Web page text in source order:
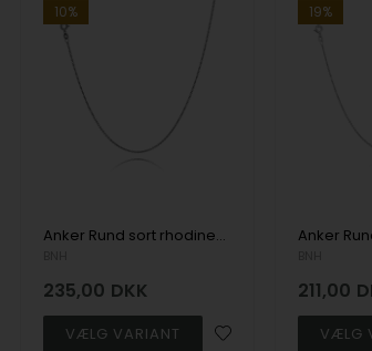
10%
Anker Rund sort rhodineret, 925 sterling halskæder i flere længder & bredder
235,00 DKK
19%
211,00